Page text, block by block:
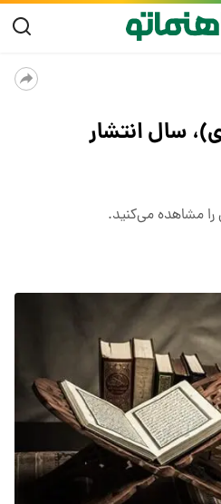
سال انتشار
را مشاهده می‌کنید.